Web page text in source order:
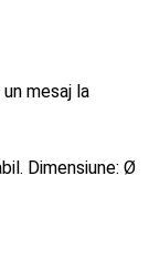
mesaj la
Dimensiune: Ø